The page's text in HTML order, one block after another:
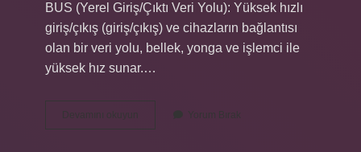
BUS (Yerel Giriş/Çıktı Veri Yolu): Yüksek hızlı
giriş/çıkış (giriş/çıkış) ve cihazların bağlantısı
olan bir veri yolu, bellek, yonga ve işlemci ile
yüksek hız sunar.…
Devamını okuyun
Sistemi
Yorum Bırak